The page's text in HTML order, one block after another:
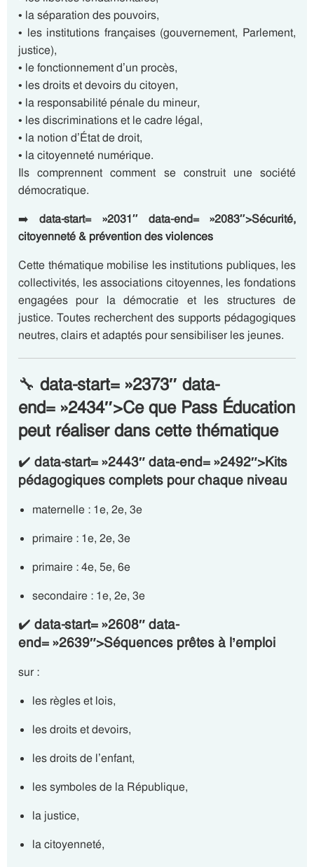
• la séparation des pouvoirs,
• les institutions françaises (gouvernement, Parlement,
justice),
• le fonctionnement d’un procès,
• les droits et devoirs du citoyen,
• la responsabilité pénale du mineur,
• les discriminations et le cadre légal,
• la notion d’État de droit,
• la citoyenneté numérique.
Ils comprennent comment se construit une société
démocratique.
➡️data-start= »2031″ data-end= »2083″>Sécurité,
citoyenneté & prévention des violences
Cette thématique mobilise les institutions publiques, les
collectivités, les associations citoyennes, les fondations
engagées pour la démocratie et les structures de
justice. Toutes recherchent des supports pédagogiques
neutres, clairs et adaptés pour sensibiliser les jeunes.
🔧 data-start= »2373″ data-
end= »2434″>Ce que Pass Éducation
peut réaliser dans cette thématique
✔️ data-start= »2443″ data-end= »2492″>Kits
pédagogiques complets pour chaque niveau
maternelle : 1e, 2e, 3e
primaire : 1e, 2e, 3e
primaire : 4e, 5e, 6e
secondaire : 1e, 2e, 3e
✔️ data-start= »2608″ data-
end= »2639″>Séquences prêtes à l’emploi
sur :
les règles et lois,
les droits et devoirs,
les droits de l’enfant,
les symboles de la République,
la justice,
la citoyenneté,